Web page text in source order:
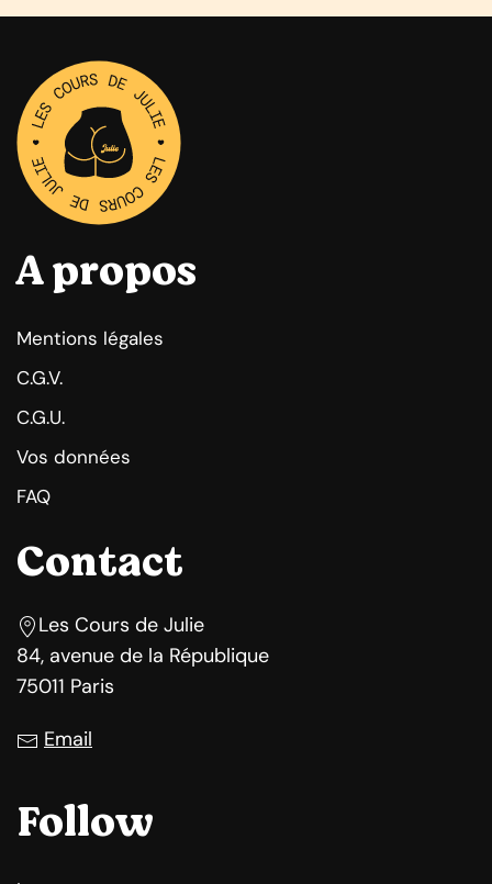
A propos
Mentions légales
C.G.V.
C.G.U.
Vos données
FAQ
Contact
Les Cours de Julie
84, avenue de la République
75011 Paris
Email
Follow